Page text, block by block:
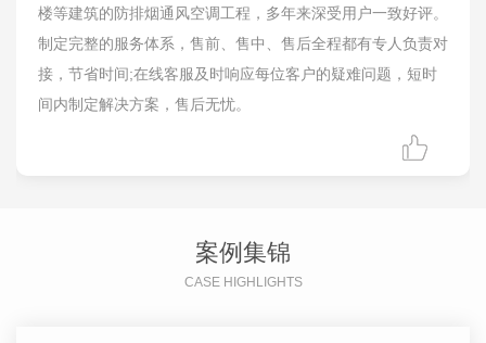
楼等建筑的防排烟通风空调工程，多年来深受用户一致好评。
制定完整的服务体系，售前、售中、售后全程都有专人负责对
接，节省时间;在线客服及时响应每位客户的疑难问题，短时
间内制定解决方案，售后无忧。
案例集锦
CASE HIGHLIGHTS